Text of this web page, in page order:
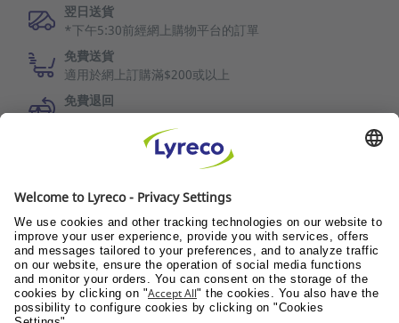
翌日送貨
*下午5:30前經網上購物平台的訂單
免費送貨
適用於網上訂購滿$200或以上
免費退回
30日退換保障
Wellness@Workplace
Wellness@Teams